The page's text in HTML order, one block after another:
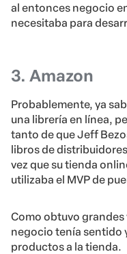
al entonces negocio
necesitaba para
3. Amazon
Probablemente, ya
una librería en línea,
tanto de que Jeff
libros de
vez que su tienda
utilizaba el MVP de
Como obtuvo
negocio tenía sentido
productos a la tienda.